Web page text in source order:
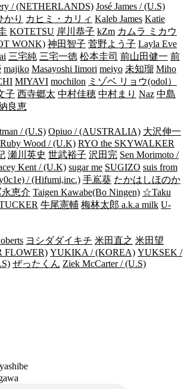
/ (NETHERLANDS) José James / (U.S)
かり カヒミ・カリィ Kaleb James Katie
KOTETSU 岸川恭子 kZm カムラ ミカウ
WONK) 神田智子 菅野よう子 Layla Eve
三宅純 三宅一徳 松本圭司 前山田健一 前
majiko Masayoshi Iimori meiyo 未知瑠 Miho
MIYAVI mochilon ミゾベ リョウ(odol）
子 西寺郷太 中村佳穂 中村まり Naz 中島
良恵
/ (U.S) Opiuo / (AUSTRALIA) 大沢伸一
Ruby Wood / (U.K) RYO the SKYWALKER
瀬川英史 世武裕子 沢田完 Sen Morimoto /
Kent / (U.K) sugar me SUGIZO suis from
/ (Hifumi,inc.) 手嶌葵 たかはしほのか
恵介 Taigen Kawabe(Bo Ningen) ☆Taku
牛尾憲輔 梅林太郎 a.k.a milk U-
ヨシダダイキチ 米田直之 米田望
FLOWER) YUKIKA / (KOREA) YUKSEK /
ぜったくん Ziek McCarter / (U.S)